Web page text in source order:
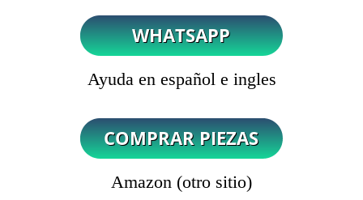
Ayuda en español e ingles
Amazon (otro sitio)